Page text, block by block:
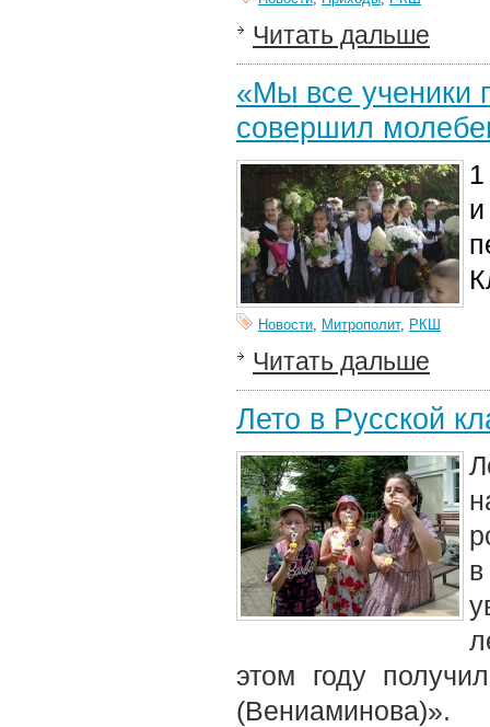
Читать дальше
«Мы все ученики
совершил
Новости, Митрополит, РКШ
Читать дальше
Лето в Русской
этом году
(Вениаминова)».